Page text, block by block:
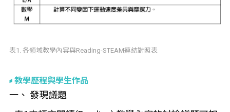
表1. 各領域教學內容與Reading-STEAM連結對照表
教學歷程與學生作品
一、 發現議題